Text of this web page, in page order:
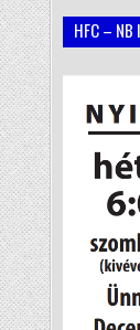
HFC – NB